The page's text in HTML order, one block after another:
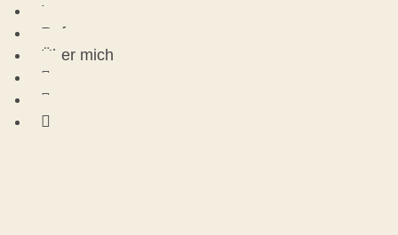
Lesungen
Referenzen
Über mich